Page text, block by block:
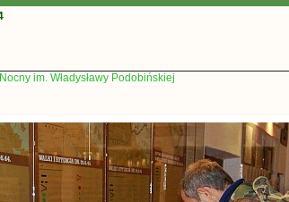
im. Władysławy Podobińskiej